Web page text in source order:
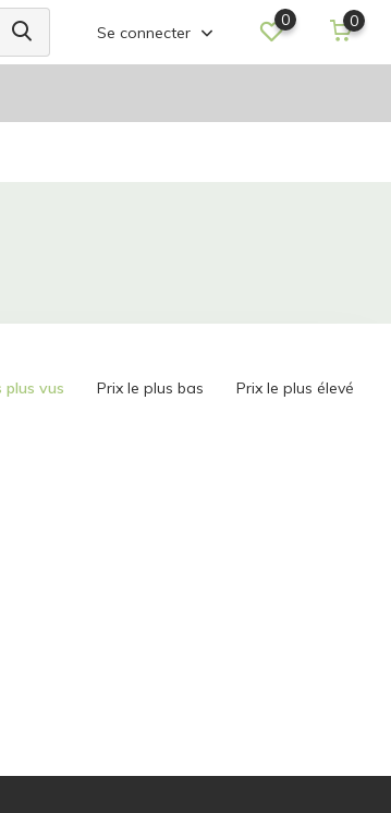
Se connecter
0 0
plus vus Prix le plus bas Prix le plus élevé